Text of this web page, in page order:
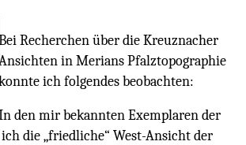
Recherchen über die Kreuznacher
Ansichten in Merians Pfalztopographie
ich folgendes beobachten:
den mir bekannten Exemplaren der
die „friedliche“ West-Ansicht der